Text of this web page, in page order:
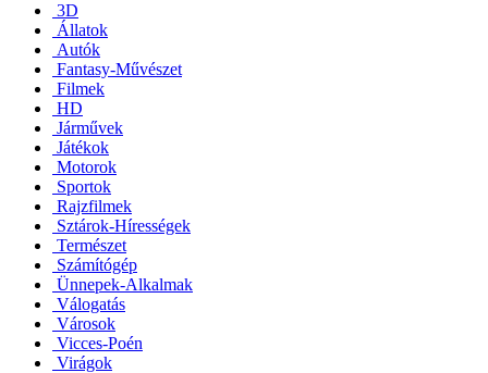
3D
Állatok
Autók
Fantasy-Művészet
Filmek
HD
Járművek
Játékok
Motorok
Sportok
Rajzfilmek
Sztárok-Hírességek
Természet
Számítógép
Ünnepek-Alkalmak
Válogatás
Városok
Vicces-Poén
Virágok